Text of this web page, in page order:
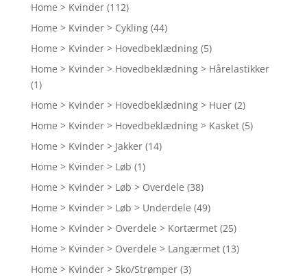
Home > Kvinder (112)
Home > Kvinder > Cykling (44)
Home > Kvinder > Hovedbeklædning (5)
Home > Kvinder > Hovedbeklædning > Hårelastikker
(1)
Home > Kvinder > Hovedbeklædning > Huer (2)
Home > Kvinder > Hovedbeklædning > Kasket (5)
Home > Kvinder > Jakker (14)
Home > Kvinder > Løb (1)
Home > Kvinder > Løb > Overdele (38)
Home > Kvinder > Løb > Underdele (49)
Home > Kvinder > Overdele > Kortærmet (25)
Home > Kvinder > Overdele > Langærmet (13)
Home > Kvinder > Sko/Strømper (3)